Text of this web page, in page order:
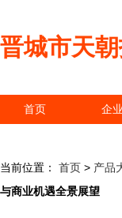
晋城市天
首页 企
当前位置： 首页 > 产品
与商业机遇全景展望